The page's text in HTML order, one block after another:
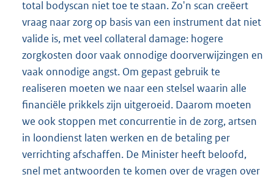
total bodyscan niet toe te staan. Zo'n scan creëert
vraag naar zorg op basis van een instrument dat niet
valide is, met veel collateral damage: hogere
zorgkosten door vaak onnodige doorverwijzingen en
vaak onnodige angst. Om gepast gebruik te
realiseren moeten we naar een stelsel waarin alle
financiële prikkels zijn uitgeroeid. Daarom moeten
we ook stoppen met concurrentie in de zorg, artsen
in loondienst laten werken en de betaling per
verrichting afschaffen. De Minister heeft beloofd,
snel met antwoorden te komen over de vragen over